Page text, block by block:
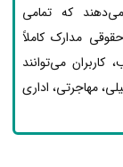
که تمامی
مدارک کاملاً
کاربران می‌توانند
مهاجرتی، اداری